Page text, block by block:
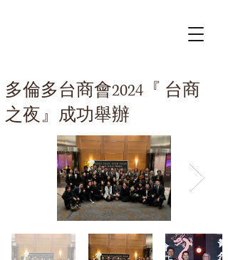
多倫多台商會2024『 台商
之夜』成功舉辦